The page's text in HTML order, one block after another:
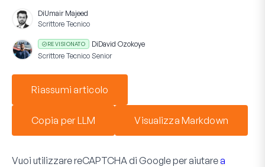
DiUmair Majeed
Scrittore Tecnico
REVISIONATO DiDavid Ozokoye
Scrittore Tecnico Senior
Riassumi articolo
Copia per LLM Visualizza Markdown
Vuoi utilizzare reCAPTCHA di Google per aiutarea